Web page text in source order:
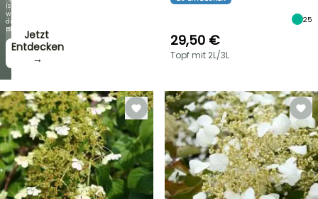
neue
Angebote
Jetzt
zugreifen!
→
ist
wie
die
Blüten!
Entdecken
→
25
29,50 €
Topf mit 2L/3L